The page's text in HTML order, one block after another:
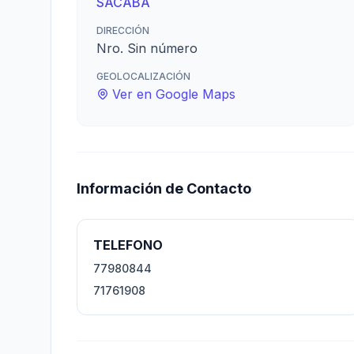
DIRECCIÓN
Nro. Sin número
GEOLOCALIZACIÓN
Ver en Google Maps
Información de Contacto
TELEFONO
77980844
71761908